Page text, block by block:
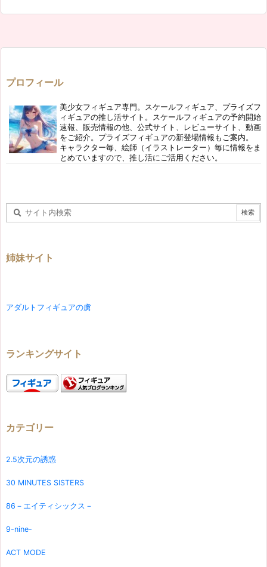
プロフィール
美少女フィギュア専門。スケールフィギュア、プライズフ
ィギュアの推し活サイト。スケールフィギュアの予約開始
速報、販売情報の他、公式サイト、レビューサイト、動画
をご紹介。プライズフィギュアの新登場情報もご案内。
キャラクター毎、絵師（イラストレーター）毎に情報をま
とめていますので、推し活にご活用ください。
姉妹サイト
アダルトフィギュアの虜
ランキングサイト
カテゴリー
2.5次元の誘惑
30 MINUTES SISTERS
86－エイティシックス－
9-nine-
ACT MODE